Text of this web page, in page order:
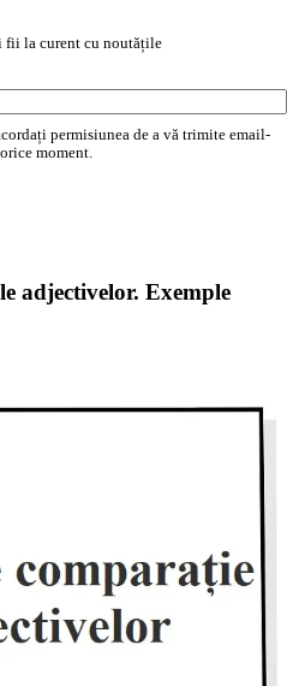
fii la curent cu noutățile
permisiunea de a vă trimite email-
moment.
adjectivelor. Exemple